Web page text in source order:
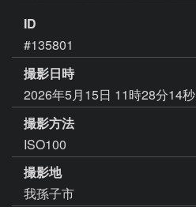
ID
#135801
撮影日時
2026年5月15日 11時28分14秒
撮影方法
ISO100
撮影地
我孫子市